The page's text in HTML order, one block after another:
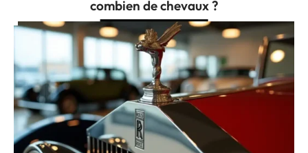
combien de chevaux ?